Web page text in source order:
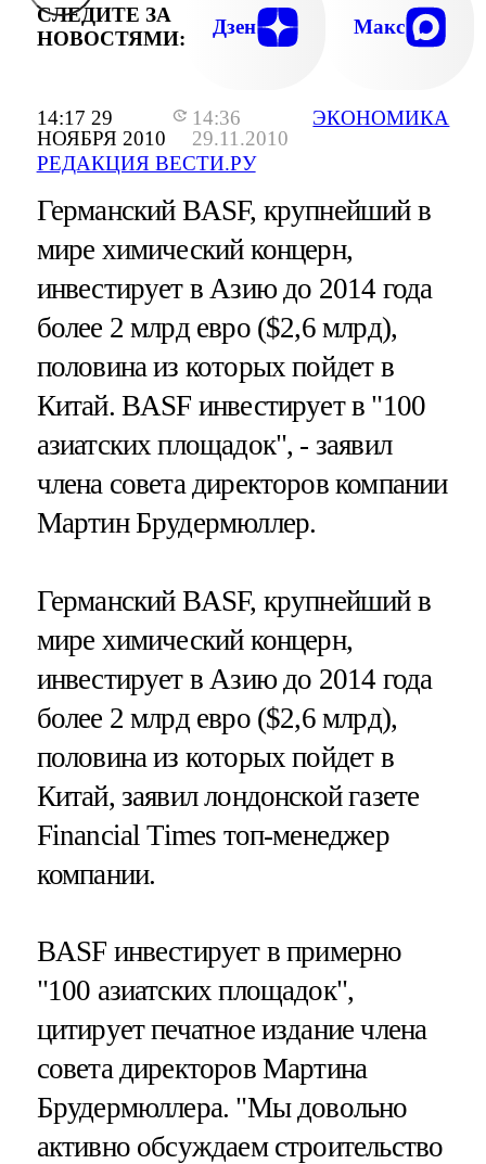
14:17 29
НОЯБРЯ 2010
14:36
29.11.2010
РЕДАКЦИЯ ВЕСТИ.РУ
ЭКОНОМИКА
СЛЕДИТЕ ЗА
НОВОСТЯМИ:
Дзен Макс
Германский BASF, крупнейший в
мире химический концерн,
инвестирует в Азию до 2014 года
более 2 млрд евро ($2,6 млрд),
половина из которых пойдет в
Китай. BASF инвестирует в "100
азиатских площадок", - заявил
члена совета директоров компании
Мартин Брудермюллер.
Германский BASF, крупнейший в
мире химический концерн,
инвестирует в Азию до 2014 года
более 2 млрд евро ($2,6 млрд),
половина из которых пойдет в
Китай, заявил лондонской газете
Financial Times топ-менеджер
компании.
BASF инвестирует в примерно
"100 азиатских площадок",
цитирует печатное издание члена
совета директоров Мартина
Брудермюллера. "Мы довольно
активно обсуждаем строительство